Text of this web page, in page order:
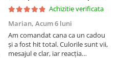
Achizitie verificata
Marian, Acum 6 luni
Am comandat cana ca un cadou
și a fost hit total. Culorile sunt vii,
mesajul e clar, iar reacția